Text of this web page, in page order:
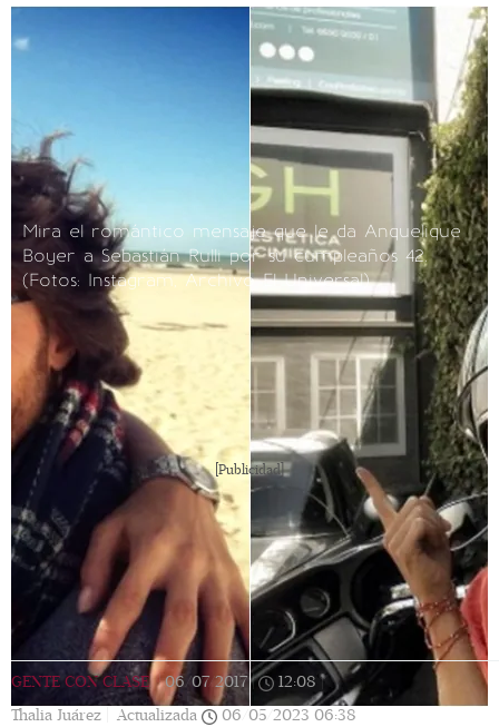
Mira el romántico mensaje que le da Anquelique
Boyer a Sebastián Rulli por su cumpleaños 42.
(Fotos: Instagram, Archivo El Universal)
[Publicidad]
GENTE CON CLASE | 06/07/2017 | 12:08 |
Thalia Juárez |
Actualizada 06/05/2023 06:38